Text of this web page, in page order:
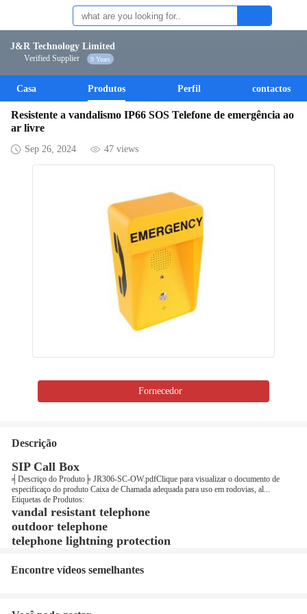
J&R Technology Limited
Verified Supplier 9 Years
Casa Produtos Perfil contactos
Resistente a vandalismo IP66 SOS Telefone de emergência ao
ar livre
Sep 26, 2024 47 views
Fornecedor
Descrição
SIP Call Box
╡Descriço do Produto╞ JR306-SC-OW.pdfClique para visualizar o documento de
especificaço do produto Caixa de Chamada adequada para uso em rodovias, al...
Etiquetas de Produtos:
vandal resistant telephone
outdoor telephone
telephone lightning protection
Encontre vídeos semelhantes